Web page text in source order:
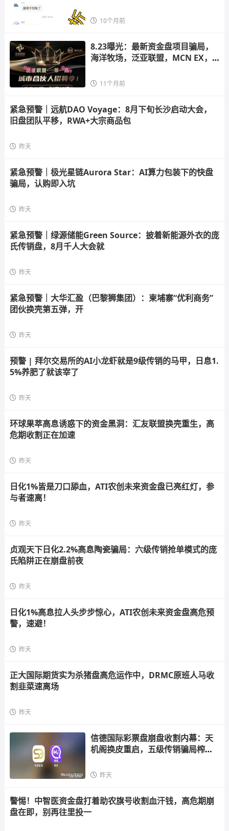
10个月前
8.23曝光：最新资金盘项目骗局，
海洋牧场，泛亚联盟，MCN EX，E
11个月前
紧急预警｜远航DAO Voyage：8月下旬长沙启动大会，
旧盘团队平移，RWA+大宗商品包
昨天
紧急预警｜极光星链Aurora Star：AI算力包装下的快盘
骗局，认购即入坑
昨天
紧急预警｜绿源储能Green Source：披着新能源外衣的庞
氏传销盘，8月千人大会就
昨天
紧急预警｜大华汇盈（巴黎狮集团）：柬埔寨“优利商务”
团伙换壳第五弹，开
昨天
预警 | 拜尔交易所的AI小龙虾就是9级传销的马甲，日息1.
5%养肥了就该宰了
昨天
环球果萃高息诱惑下的资金黑洞：汇友联盟换壳重生，高
危期收割正在加速
昨天
日化1%皆是刀口舔血，ATI农创未来资金盘已亮红灯，参
与者速离！
昨天
贞观天下日化2.2%高息陶瓷骗局：六级传销抢单模式的庞
氏陷阱正在崩盘前夜
昨天
日化1%高息拉人头步步惊心，ATI农创未来资金盘高危预
警，速避！
昨天
正大国际期货实为杀猪盘高危运作中，DRMC原班人马收
割韭菜速离场
昨天
信德国际彩票盘崩盘收割内幕：天
机阁换皮重启，五级传销骗局榨干
昨天
警惕！中智医资金盘打着助农旗号收割血汗钱，高危期崩
盘在即，别再往里投一